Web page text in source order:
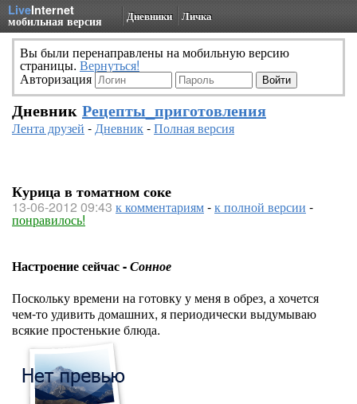
LiveInternet
мобильная версия Дневники Личка
Вы были перенаправлены на мобильную версию
страницы. Вернуться!
Авторизация
Дневник Рецепты_приготовления
Лента друзей -Дневник-Полная версия
Курица в томатном соке
13-06-2012 09:43 к комментариям-к полной версии -
понравилось!
Настроение сейчас -Сонное
Поскольку времени на готовку у меня в обрез, а хочется
чем-то удивить домашних, я периодически выдумываю
всякие простенькие блюда.